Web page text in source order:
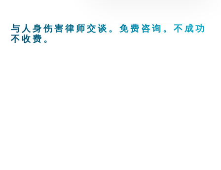
与人身伤害律师交谈。免费咨询。不成功
不收费。